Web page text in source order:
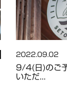
2022.09.02
9/4(日)のご
いただ...